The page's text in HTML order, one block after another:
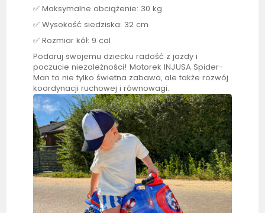
✅ Maksymalne obciążenie: 30 kg
✅ Wysokość siedziska: 32 cm
✅ Rozmiar kół: 9 cal
Podaruj swojemu dziecku radość z jazdy i
poczucie niezależności! MotorekINJUSA Spider-
Man to nie tylko świetna zabawa, ale także rozwój
koordynacji ruchowej i równowagi.